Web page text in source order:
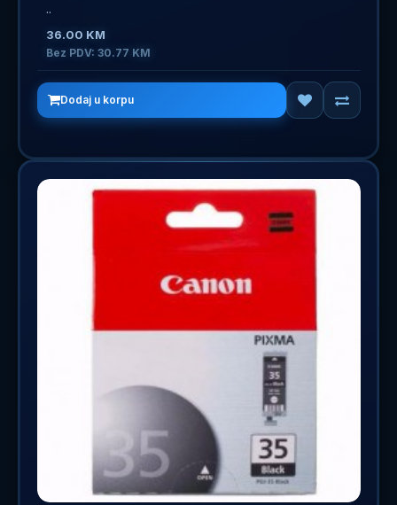
..
36.00 KM
Bez PDV: 30.77 KM
Dodaj u korpu